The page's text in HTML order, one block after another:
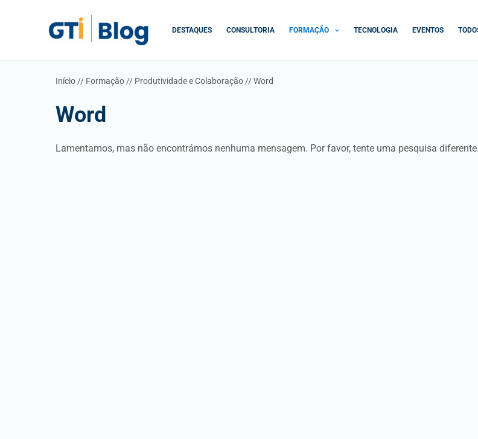
DESTAQUES CONSULTORIA FORMAÇÃO TECNOLOGIA EVENTOS
Início // Formação // Produtividade e Colaboração //Word
Word
Lamentamos, mas não encontrámos nenhuma mensagem. Por favor, tente uma pesquisa diferente.